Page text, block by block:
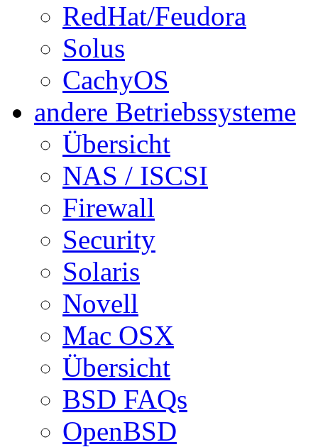
RedHat/Feudora
Solus
CachyOS
andere Betriebssysteme
Übersicht
NAS / ISCSI
Firewall
Security
Solaris
Novell
Mac OSX
Übersicht
BSD FAQs
OpenBSD